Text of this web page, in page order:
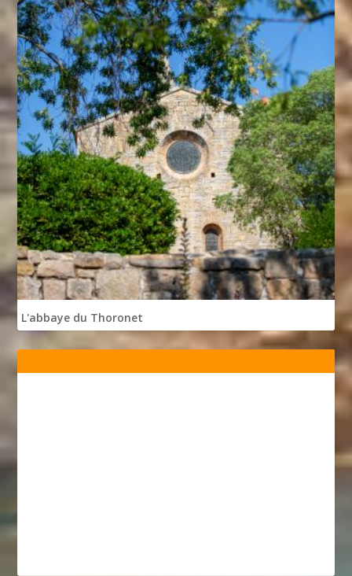
L'abbaye du Thoronet